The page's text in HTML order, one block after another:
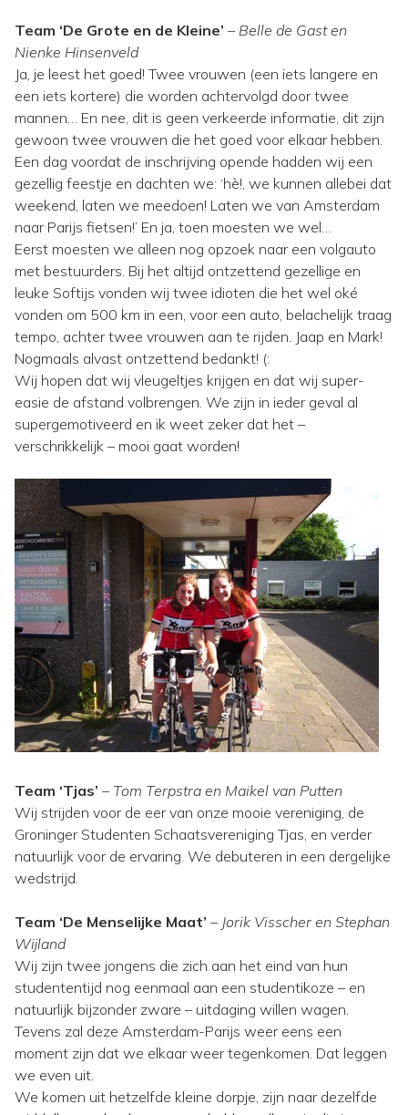
Team ‘De Grote en de Kleine’ – Belle de Gast en
Nienke Hinsenveld
Ja, je leest het goed! Twee vrouwen (een iets langere en
een iets kortere) die worden achtervolgd door twee
mannen… En nee, dit is geen verkeerde informatie, dit zijn
gewoon twee vrouwen die het goed voor elkaar hebben.
Een dag voordat de inschrijving opende hadden wij een
gezellig feestje en dachten we: ‘hè!, we kunnen allebei dat
weekend, laten we meedoen! Laten we van Amsterdam
naar Parijs fietsen!’ En ja, toen moesten we wel…
Eerst moesten we alleen nog opzoek naar een volgauto
met bestuurders. Bij het altijd ontzettend gezellige en
leuke Softijs vonden wij twee idioten die het wel oké
vonden om 500 km in een, voor een auto, belachelijk traag
tempo, achter twee vrouwen aan te rijden. Jaap en Mark!
Nogmaals alvast ontzettend bedankt! (:
Wij hopen dat wij vleugeltjes krijgen en dat wij super-
easie de afstand volbrengen. We zijn in ieder geval al
supergemotiveerd en ik weet zeker dat het –
verschrikkelijk – mooi gaat worden!
Team ‘Tjas’ – Tom Terpstra en Maikel van Putten
Wij strijden voor de eer van onze mooie vereniging, de
Groninger Studenten Schaatsvereniging Tjas, en verder
natuurlijk voor de ervaring. We debuteren in een dergelijke
wedstrijd.
Team ‘De Menselijke Maat’ – Jorik Visscher en Stephan
Wijland
Wij zijn twee jongens die zich aan het eind van hun
studententijd nog eenmaal aan een studentikoze – en
natuurlijk bijzonder zware – uitdaging willen wagen.
Tevens zal deze Amsterdam-Parijs weer eens een
moment zijn dat we elkaar weer tegenkomen. Dat leggen
we even uit.
We komen uit hetzelfde kleine dorpje, zijn naar dezelfde